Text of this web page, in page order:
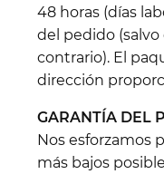
48 horas (días
del pedido
contrario). El
dirección
GARANTÍA DEL
Nos esforzamos
más bajos